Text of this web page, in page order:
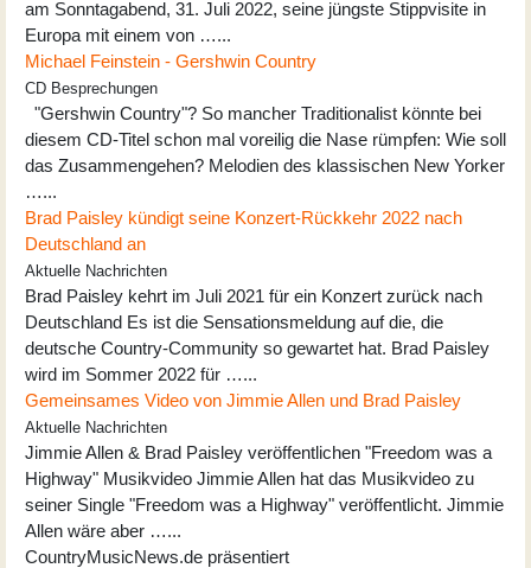
am Sonntagabend, 31. Juli 2022, seine jüngste Stippvisite in
Europa mit einem von …...
Michael Feinstein - Gershwin Country
CD Besprechungen
"Gershwin Country"? So mancher Traditionalist könnte bei
diesem CD-Titel schon mal voreilig die Nase rümpfen: Wie soll
das Zusammengehen? Melodien des klassischen New Yorker
…...
Brad Paisley kündigt seine Konzert-Rückkehr 2022 nach
Deutschland an
Aktuelle Nachrichten
Brad Paisley kehrt im Juli 2021 für ein Konzert zurück nach
Deutschland Es ist die Sensationsmeldung auf die, die
deutsche Country-Community so gewartet hat. Brad Paisley
wird im Sommer 2022 für …...
Gemeinsames Video von Jimmie Allen und Brad Paisley
Aktuelle Nachrichten
Jimmie Allen & Brad Paisley veröffentlichen "Freedom was a
Highway" Musikvideo Jimmie Allen hat das Musikvideo zu
seiner Single "Freedom was a Highway" veröffentlicht. Jimmie
Allen wäre aber …...
CountryMusicNews.de präsentiert